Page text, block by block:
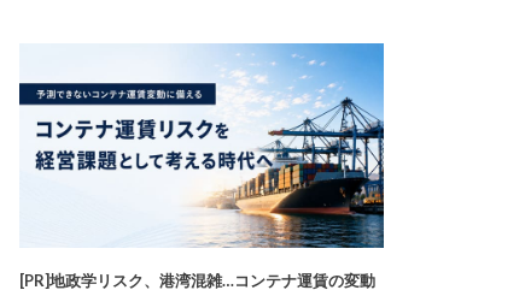
[PR]地政学リスク、港湾混雑…コンテナ運賃の変動